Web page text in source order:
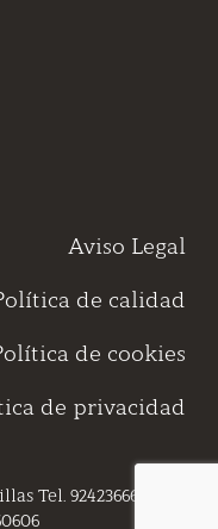
Aviso Legal
de calidad
de cookies
de privacidad
Tel. 924236666 /